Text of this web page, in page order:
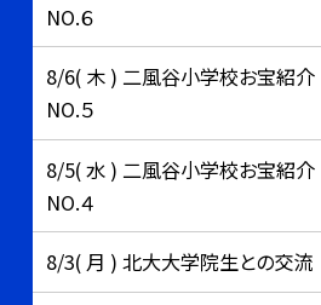
NO.６
8/6( 木 ) 二風谷小学校お宝紹介
NO.５
8/5( 水 ) 二風谷小学校お宝紹介
NO.４
8/3( 月 ) 北大大学院生との交流